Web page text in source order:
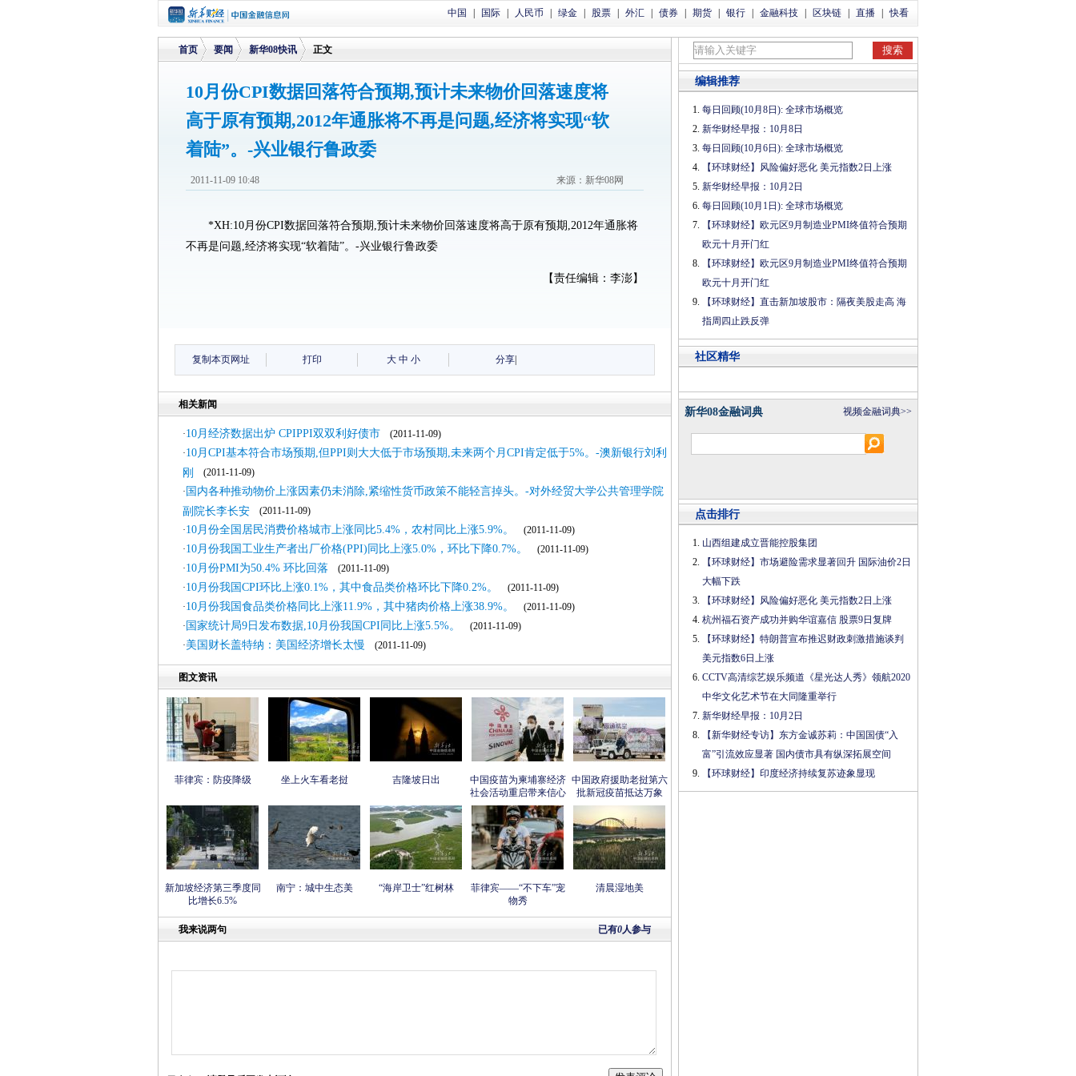
中国 国际 人民币 绿金 股票 外汇 债券 期货 银行 金融科技 区块链 直播 快看
首页
>
要闻
>
新华08快讯
>
正文
10月份CPI数据回落符合预期,预计未来物价回落速度将
高于原有预期,2012年通胀将不再是问题,经济将实现“软
着陆”。-兴业银行鲁政委
来源：新华08网
2011-11-09 10:48
*XH:10月份CPI数据回落符合预期,预计未来物价回落速度将高于原有预期,2012年通胀将
不再是问题,经济将实现“软着陆”。-兴业银行鲁政委
【责任编辑：李澎】
复制本页网址 打印 大 中 小 分享
相关新闻
·10月经济数据出炉 CPIPPI双双利好债市 (2011-11-09)
·10月CPI基本符合市场预期,但PPI则大大低于市场预期,未来两个月CPI肯定低于5%。-澳新银行刘利
刚
(2011-11-09)
· 国内各种推动物价上涨因素仍未消除,紧缩性货币政策不能轻言掉头。-对外经贸大学公共管理学院
副院长李长安 (2011-11-09)
·10月份全国居民消费价格城市上涨同比5.4%，农村同比上涨5.9%。
(2011-11-09)
·10月份我国工业生产者出厂价格(PPI)同比上涨5.0%，环比下降0.7%。
(2011-11-09)
·10月份PMI为50.4% 环比回落 (2011-11-09)
·10月份我国CPI环比上涨0.1%，其中食品类价格环比下降0.2%。
(2011-11-09)
·10月份我国食品类价格同比上涨11.9%，其中猪肉价格上涨38.9%。
(2011-11-09)
· 国家统计局9日发布数据,10月份我国CPI同比上涨5.5%。
(2011-11-09)
·美国财长盖特纳：美国经济增长太慢 (2011-11-09)
图文资讯
菲律宾：防疫降级 坐上火车看老挝 吉隆坡日出
中国疫苗为柬埔寨经济
社会活动重启带来信心
中国政府援助老挝第六
批新冠疫苗抵达万象
新加坡经济第三季度同
比增长6.5%
南宁：城中生态美 “海岸卫士”红树林
菲律宾——“不下车”宠
物秀
清晨湿地美
已有0人参与
我来说两句
编辑推荐
每日回顾(10月8日): 全球市场概览
新华财经早报：10月8日
每日回顾(10月6日): 全球市场概览
【环球财经】风险偏好恶化 美元指数2日上涨
新华财经早报：10月2日
每日回顾(10月1日): 全球市场概览
【环球财经】欧元区9月制造业PMI终值符合预期
欧元十月开门红
【环球财经】欧元区9月制造业PMI终值符合预期
欧元十月开门红
【环球财经】直击新加坡股市：隔夜美股走高 海
指周四止跌反弹
社区精华
新华08金融词典 视频金融词典>>
点击排行
山西组建成立晋能控股集团
【环球财经】市场避险需求显著回升 国际油价2日
大幅下跌
【环球财经】风险偏好恶化 美元指数2日上涨
杭州福石资产成功并购华谊嘉信 股票9日复牌
【环球财经】特朗普宣布推迟财政刺激措施谈判
美元指数6日上涨
CCTV高清综艺娱乐频道《星光达人秀》领航2020
中华文化艺术节在大同隆重举行
新华财经早报：10月2日
【新华财经专访】东方金诚苏莉：中国国债“入
富”引流效应显著 国内债市具有纵深拓展空间
【环球财经】印度经济持续复苏迹象显现